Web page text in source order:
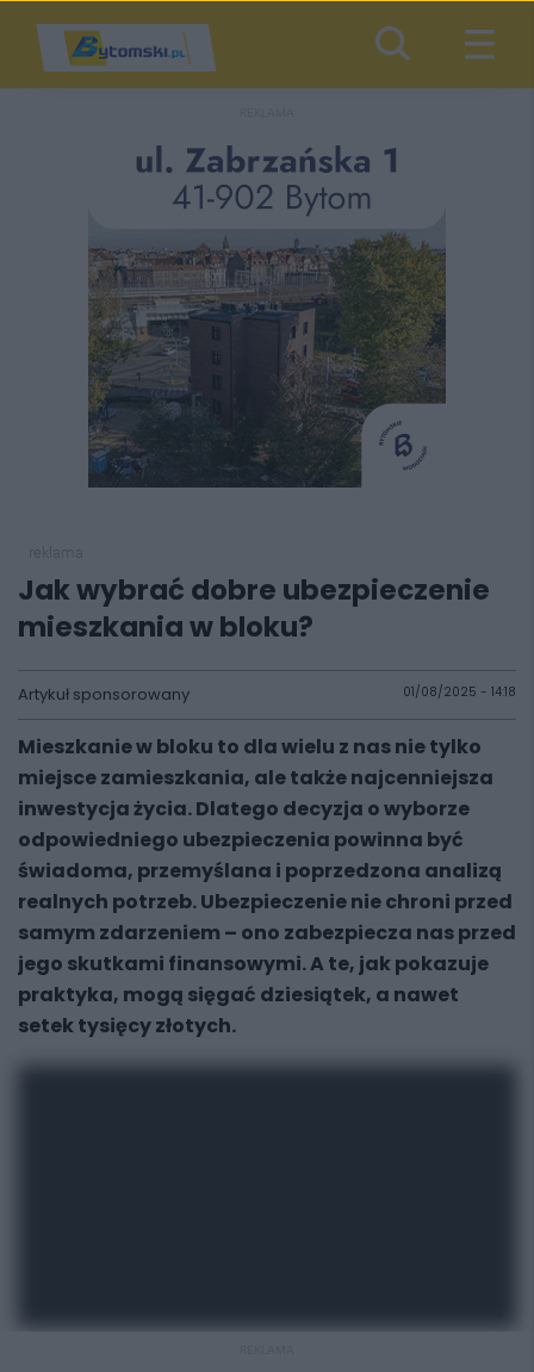
Jak wybrać dobre ubezpieczenie
mieszkania w bloku?
Artykuł sponsorowany 01/08/2025 - 14:18
Mieszkanie w bloku to dla wielu z nas nie tylko
miejsce zamieszkania, ale także najcenniejsza
inwestycja życia. Dlatego decyzja o wyborze
odpowiedniego ubezpieczenia powinna być
świadoma, przemyślana i poprzedzona analizą
realnych potrzeb. Ubezpieczenie nie chroni przed
samym zdarzeniem – ono zabezpiecza nas przed
jego skutkami finansowymi. A te, jak pokazuje
praktyka, mogą sięgać dziesiątek, a nawet
setek tysięcy złotych.